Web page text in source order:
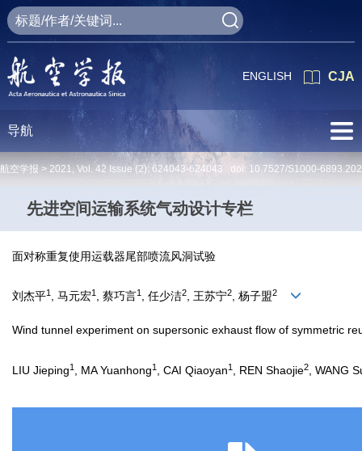
CJA
ENGLISH
导航
航空学报 > 2021, Vol. 42 Issue (2): 624043-624043 doi: 10.7527/S1000-
先进空间运输系统气动设计专栏
面对称重复使用运载器尾部喷流风洞试验
刘杰平1 , 马元宏1 , 蔡巧言1 , 任少洁2, 王苏宁2, 杨子盟2
Wind tunnel experiment on supersonic exhaust flow of symmetric
LIU Jieping1 , MA Yuanhong1 , CAI Qiaoyan1 , REN Shaojie2 , WANG